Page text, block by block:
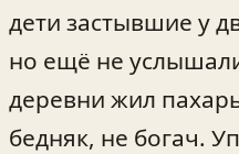
дети застывшие у
но ещё не
деревни жил
бедняк, не богач.